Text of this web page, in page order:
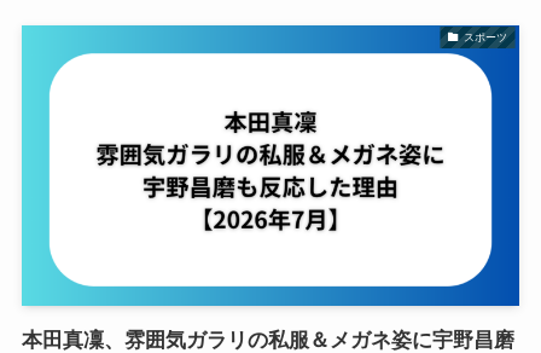
スポーツ
本田真凜、雰囲気ガラリの私服＆メガネ姿に宇野昌磨